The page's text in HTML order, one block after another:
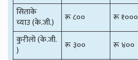
सिताके
च्याउ (के.जी.)
रू ८०० रू १०००
कुरीलो (के.जी.
)
रू ३०० रू ४००